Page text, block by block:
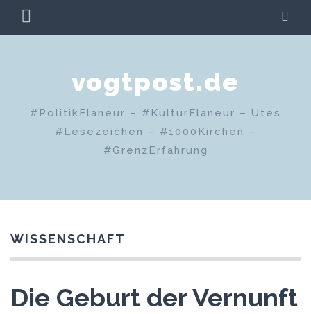
Zum
Inhalt MENÜ
vogtpost.de
#PolitikFlaneur – #KulturFlaneur – Utes
#Lesezeichen – #1000Kirchen –
#GrenzErfahrung
WISSENSCHAFT
Die Geburt der Vernunft